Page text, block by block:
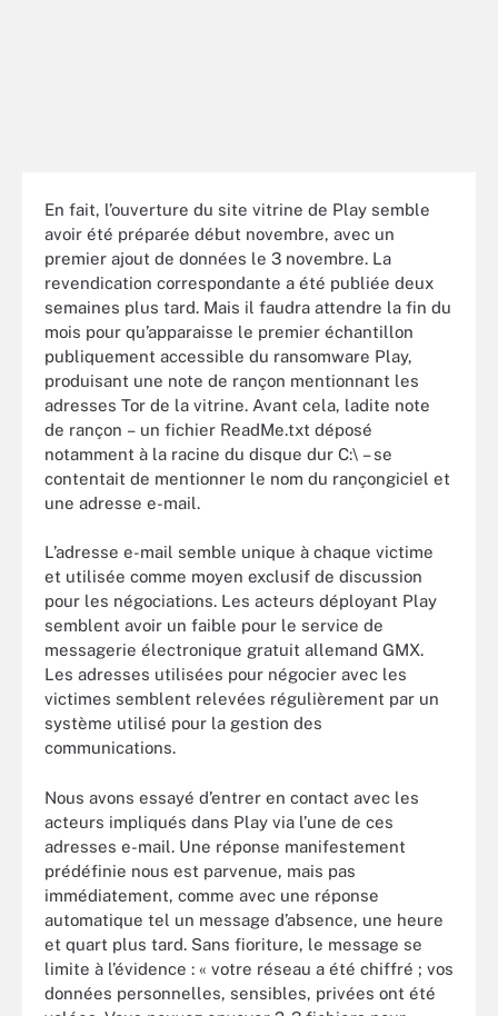
En fait, l’ouverture du site vitrine de Play semble
avoir été préparée début novembre, avec un
premier ajout de données le 3 novembre. La
revendication correspondante a été publiée deux
semaines plus tard. Mais il faudra attendre la fin du
mois pour qu’apparaisse le premier échantillon
publiquement accessible du ransomware Play,
produisant une note de rançon mentionnant les
adresses Tor de la vitrine. Avant cela, ladite note
de rançon – un fichier ReadMe.txt déposé
notamment à la racine du disque dur C:\ – se
contentait de mentionner le nom du rançongiciel et
une adresse e-mail.
L’adresse e-mail semble unique à chaque victime
et utilisée comme moyen exclusif de discussion
pour les négociations. Les acteurs déployant Play
semblent avoir un faible pour le service de
messagerie électronique gratuit allemand GMX.
Les adresses utilisées pour négocier avec les
victimes semblent relevées régulièrement par un
système utilisé pour la gestion des
communications.
Nous avons essayé d’entrer en contact avec les
acteurs impliqués dans Play via l’une de ces
adresses e-mail. Une réponse manifestement
prédéfinie nous est parvenue, mais pas
immédiatement, comme avec une réponse
automatique tel un message d’absence, une heure
et quart plus tard. Sans fioriture, le message se
limite à l’évidence : « votre réseau a été chiffré ; vos
données personnelles, sensibles, privées ont été